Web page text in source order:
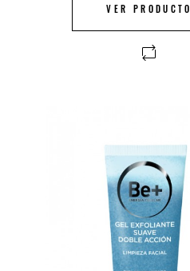
VER PRODUCTO